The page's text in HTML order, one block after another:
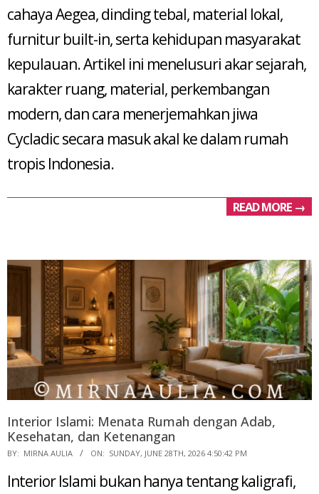
cahaya Aegea, dinding tebal, material lokal,
furnitur built-in, serta kehidupan masyarakat
kepulauan. Artikel ini menelusuri akar sejarah,
karakter ruang, material, perkembangan
modern, dan cara menerjemahkan jiwa
Cycladic secara masuk akal ke dalam rumah
tropis Indonesia.
READ MORE →
Interior Islami: Menata Rumah dengan Adab,
Kesehatan, dan Ketenangan
2026-
28
BY: MIRNA AULIA ON: SUNDAY, JUNE 28TH, 2026 4:50:42 PM
Interior Islami bukan hanya tentang kaligrafi,